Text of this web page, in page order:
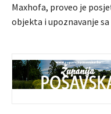
Maxhofa, proveo je
objekta i upoznavanje